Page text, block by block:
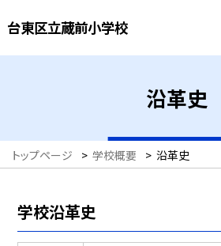
台東区立蔵前小学校
沿革史
トップページ > 学校概要 > 沿革史
学校沿革史